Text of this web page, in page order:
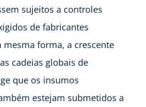
sujeitos a controles
de fabricantes
mesma forma, a crescente
cadeias globais de
que os insumos
estejam submetidos a